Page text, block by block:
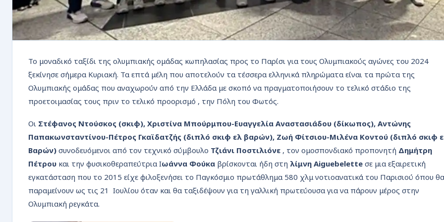
Το μοναδικό ταξίδι της ολυμπιακής ομάδας κωπηλασίας προς το Παρίσι για τους Ολυμπιακούς αγώνες του 2024
ξεκίνησε σήμερα Κυριακή. Τα επτά μέλη που αποτελούν τα τέσσερα ελληνικά πληρώματα είναι τα πρώτα της
Ολυμπιακής ομάδας που αναχωρούν από την Ελλάδα με σκοπό να πραγματοποιήσουν το τελικό στάδιο της
προετοιμασίας τους πριν το τελικό προορισμό , την Πόλη του Φωτός.
Οι Στέφανος Ντούσκος (σκιφ), Χριστίνα Μπούρμπου-Ευαγγελία Αναστασιάδου (δίκωπος), Αντώνης
Παπακωνσταντίνου-Πέτρος Γκαϊδατζής (διπλό σκιφ ελ βαρών), Ζωή Φίτσιου-Μιλένα Κοντού (διπλό σκιφ
Βαρών) συνοδευόμενοι από τον τεχνικό σύμβουλο Τζιάνι Ποστιλιόνε , τον ομοσπονδιακό προπονητή Δημήτρη
Πέτρου και την φυσικοθεραπεύτρια Ιωάννα Φούκα βρίσκονται ήδη στη λίμνη Αiguebelette σε μια εξαιρετική
εγκατάσταση που το 2015 είχε φιλοξενήσει το Παγκόσμιο πρωτάθλημα 580 χλμ νοτιοανατικά του Παρισιού όπου θα
παραμείνουν ως τις 21 Ιουλίου όταν και θα ταξιδέψουν για τη γαλλική πρωτεύουσα για να πάρουν μέρος στην
Ολυμπιακή ρεγκάτα.